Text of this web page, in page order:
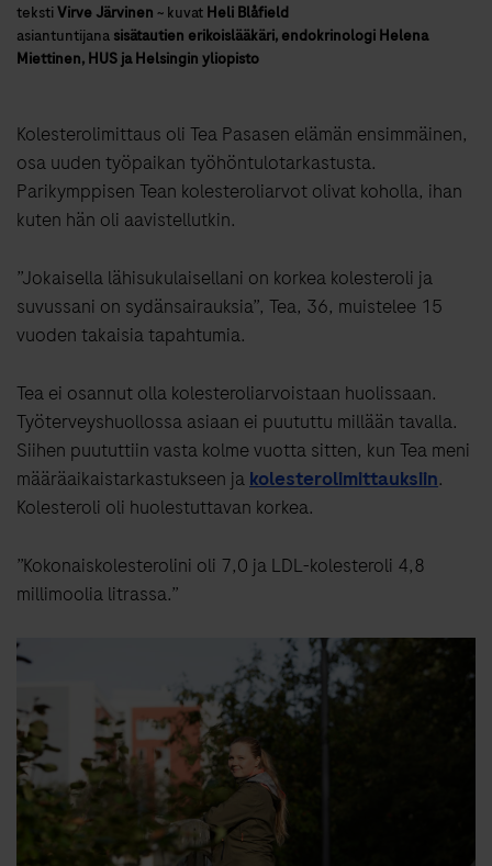
tekstiVirve Järvinen ~ kuvat Heli Blåfield
asiantuntijana sisätautien erikoislääkäri, endokrinologi Helena
Miettinen, HUS ja Helsingin yliopisto
Kolesterolimittaus oli Tea Pasasen elämän ensimmäinen,
osa uuden työpaikan työhöntulotarkastusta.
Parikymppisen Tean kolesteroliarvot olivat koholla, ihan
kuten hän oli aavistellutkin.
”Jokaisella lähisukulaisellani on korkea kolesteroli ja
suvussani on sydänsairauksia”, Tea, 36, muistelee 15
vuoden takaisia tapahtumia.
Tea ei osannut olla kolesteroliarvoistaan huolissaan.
Työterveyshuollossa asiaan ei puututtu millään tavalla.
Siihen puututtiin vasta kolme vuotta sitten, kun Tea meni
määräaikaistarkastukseen ja kolesterolimittauksiin.
Kolesteroli oli huolestuttavan korkea.
”Kokonaiskolesterolini oli 7,0 ja LDL-kolesteroli 4,8
millimoolia litrassa.”